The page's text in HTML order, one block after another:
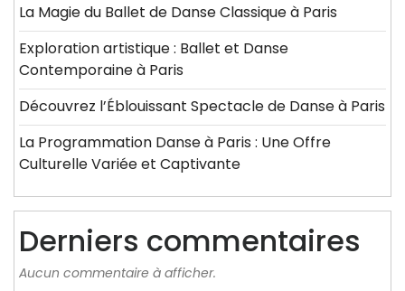
La Magie du Ballet de Danse Classique à Paris
Exploration artistique : Ballet et Danse
Contemporaine à Paris
Découvrez l’Éblouissant Spectacle de Danse à Paris
La Programmation Danse à Paris : Une Offre
Culturelle Variée et Captivante
Derniers commentaires
Aucun commentaire à afficher.